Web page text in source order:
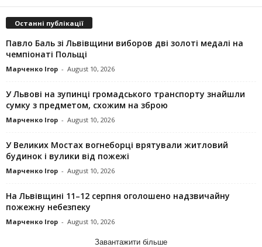
Останні публікації
Павло Баль зі Львівщини виборов дві золоті медалі на
чемпіонаті Польщі
Марченко Ігор - August 10, 2026
У Львові на зупинці громадського транспорту знайшли
сумку з предметом, схожим на зброю
Марченко Ігор - August 10, 2026
У Великих Мостах вогнеборці врятували житловий
будинок і вулики від пожежі
Марченко Ігор - August 10, 2026
На Львівщині 11–12 серпня оголошено надзвичайну
пожежну небезпеку
Марченко Ігор - August 10, 2026
Завантажити більше